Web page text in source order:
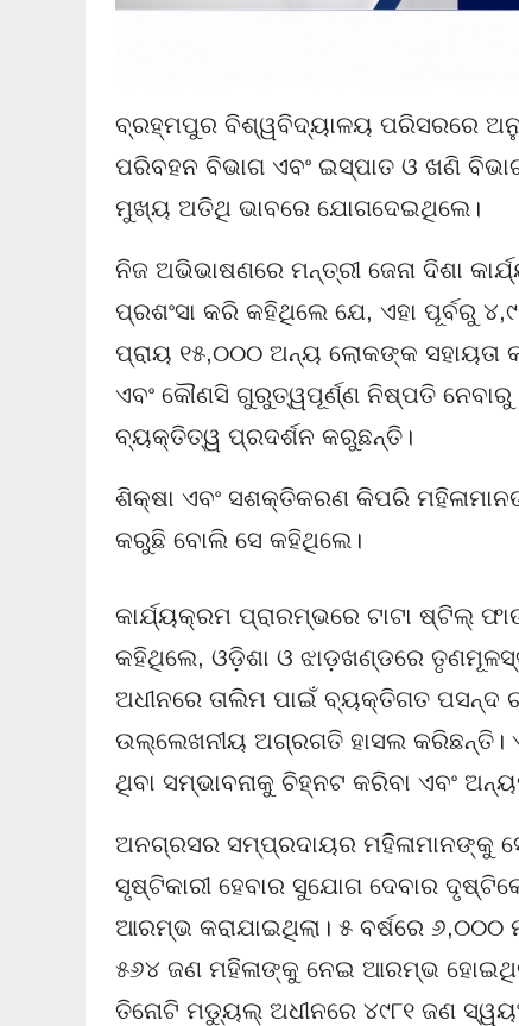
ବ୍ରହ୍ମପୁର ବିଶ୍ୱବିଦ୍ୟାଳୟ ପରିସରରେ
ପରିବହନ ବିଭାଗ ଏବଂ ଇସ୍ପାତ ଓ ଖଣି
ମୁଖ୍ୟ ଅତିଥି ଭାବରେ ଯୋଗଦେଇଥିଲେ।
ନିଜ ଅଭିଭାଷଣରେ ମନ୍ତ୍ରୀ ଜେନା ଦିଶା
ପ୍ରଶଂସା କରି କହିଥିଲେ ଯେ, ଏହା ପୂର୍ବରୁ
ପ୍ରାୟ ୧୫,୦୦୦ ଅନ୍ୟ ଲୋକଙ୍କ ସହାୟତା
ଏବଂ କୌଣସି ଗୁରୁତ୍ୱପୂର୍ଣ୍ଣ ନିଷ୍ପତି ନେବାରୁ
ବ୍ୟକ୍ତିତ୍ୱ ପ୍ରଦର୍ଶନ କରୁଛନ୍ତି।
ଶିକ୍ଷା ଏବଂ ସଶକ୍ତିକରଣ କିପରି
କରୁଛି ବୋଲି ସେ କହିଥିଲେ।
କାର୍ଯ୍ୟକ୍ରମ ପ୍ରାରମ୍ଭରେ ଟାଟା ଷ୍ଟିଲ୍
କହିଥିଲେ, ଓଡ଼ିଶା ଓ ଝାଡ଼ଖଣ୍ଡରେ
ଅଧୀନରେ ତାଲିମ ପାଇଁ ବ୍ୟକ୍ତିଗତ ପସନ୍ଦ
ଉଲ୍ଲେଖନୀୟ ଅଗ୍ରଗତି ହାସଲ କରିଛନ୍ତି।
ଥିବା ସମ୍ଭାବନାକୁ ଚିହ୍ନଟ କରିବା ଏବଂ
ଅନଗ୍ରସର ସମ୍ପ୍ରଦାୟର ମହିଳାମାନଙ୍କୁ
ସୃଷ୍ଟିକାରୀ ହେବାର ସୁଯୋଗ ଦେବାର
ଆରମ୍ଭ କରାଯାଇଥିଲା। ୫ ବର୍ଷରେ
୫୬୪ ଜଣ ମହିଳାଙ୍କୁ ନେଇ ଆରମ୍ଭ
ତିନୋଟି ମଡ୍ୟୁଲ୍ ଅଧୀନରେ ୪୯୮୧ ଜଣ